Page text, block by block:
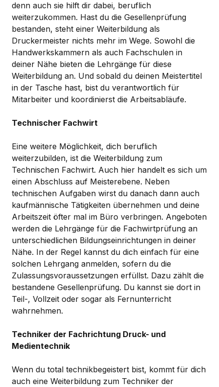
denn auch sie hilft dir dabei, beruflich
weiterzukommen. Hast du die Gesellenprüfung
bestanden, steht einer Weiterbildung als
Druckermeister nichts mehr im Wege. Sowohl die
Handwerkskammern als auch Fachschulen in
deiner Nähe bieten die Lehrgänge für diese
Weiterbildung an. Und sobald du deinen Meistertitel
in der Tasche hast, bist du verantwortlich für
Mitarbeiter und koordinierst die Arbeitsabläufe.
Technischer Fachwirt
Eine weitere Möglichkeit, dich beruflich
weiterzubilden, ist die Weiterbildung zum
Technischen Fachwirt. Auch hier handelt es sich um
einen Abschluss auf Meisterebene. Neben
technischen Aufgaben wirst du danach dann auch
kaufmännische Tätigkeiten übernehmen und deine
Arbeitszeit öfter mal im Büro verbringen. Angeboten
werden die Lehrgänge für die Fachwirtprüfung an
unterschiedlichen Bildungseinrichtungen in deiner
Nähe. In der Regel kannst du dich einfach für eine
solchen Lehrgang anmelden, sofern du die
Zulassungsvoraussetzungen erfüllst. Dazu zählt die
bestandene Gesellenprüfung. Du kannst sie dort in
Teil-, Vollzeit oder sogar als Fernunterricht
wahrnehmen.
Techniker der Fachrichtung Druck- und
Medientechnik
Wenn du total technikbegeistert bist, kommt für dich
auch eine Weiterbildung zum Techniker der